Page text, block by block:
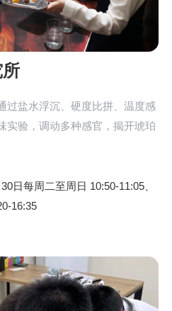
过盐水浮沉、硬度比拼、温度感
实验，调动多种感官，揭开琥珀
日每周二至周日 10:50-11:05、
16:35